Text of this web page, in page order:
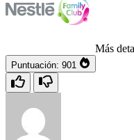
Más
Puntuación: 901